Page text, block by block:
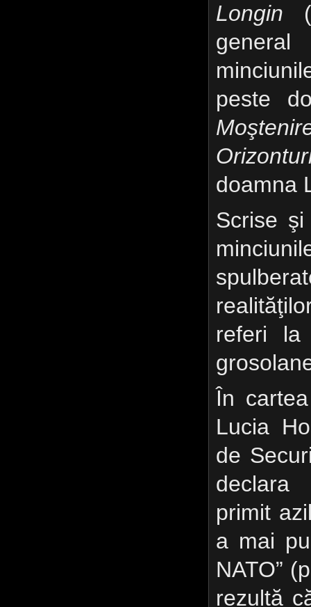
Longin
peste
doamna
Scrise
referi
În
Lucia
de
declara
primit
a mai
NATO”
rezultă